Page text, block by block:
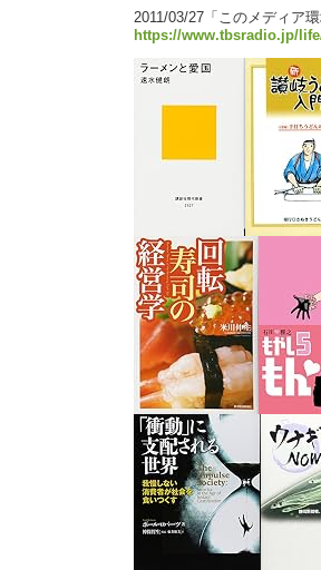
2011/03/27「このメディア
https://www.tbsradio.jp/